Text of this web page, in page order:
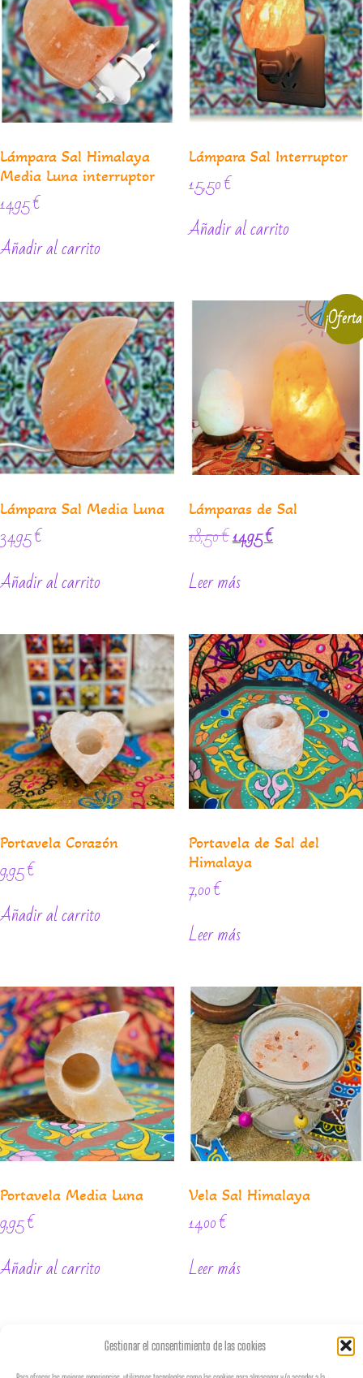
Gestionar el consentimiento de las cookies
Lámpara Sal Himalaya
Media Luna interruptor
14,95€
Añadir al carrito
Lámpara Sal Interruptor
15,50€
Añadir al carrito
Lámpara Sal Media Luna
34,95€
Añadir al carrito
Lámparas de Sal
18,50€14,95€
Leer más
Portavela Corazón
9,95€
Añadir al carrito
Portavela de Sal del
Himalaya
7,00€
Leer más
Portavela Media Luna
9,95€
Añadir al carrito
Vela Sal Himalaya
14,00€
Leer más